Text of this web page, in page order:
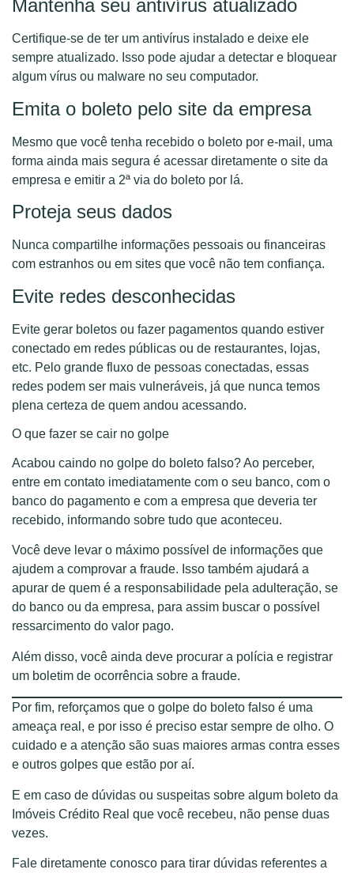
Mantenha seu antivírus atualizado
Certifique-se de ter um antivírus instalado e deixe ele
sempre atualizado. Isso pode ajudar a detectar e bloquear
algum vírus ou malware no seu computador.
Emita o boleto pelo site da empresa
Mesmo que você tenha recebido o boleto por e-mail, uma
forma ainda mais segura é acessar diretamente o site da
empresa e emitir a 2ª via do boleto por lá.
Proteja seus dados
Nunca compartilhe informações pessoais ou financeiras
com estranhos ou em sites que você não tem confiança.
Evite redes desconhecidas
Evite gerar boletos ou fazer pagamentos quando estiver
conectado em redes públicas ou de restaurantes, lojas,
etc. Pelo grande fluxo de pessoas conectadas, essas
redes podem ser mais vulneráveis, já que nunca temos
plena certeza de quem andou acessando.
O que fazer se cair no golpe
Acabou caindo no golpe do boleto falso? Ao perceber,
entre em contato imediatamente com o seu banco, com o
banco do pagamento e com a empresa que deveria ter
recebido, informando sobre tudo que aconteceu.
Você deve levar o máximo possível de informações que
ajudem a comprovar a fraude. Isso também ajudará a
apurar de quem é a responsabilidade pela adulteração, se
do banco ou da empresa, para assim buscar o possível
ressarcimento do valor pago.
Além disso, você ainda deve procurar a polícia e registrar
um boletim de ocorrência sobre a fraude.
Por fim, reforçamos que o golpe do boleto falso é uma
ameaça real, e por isso é preciso estar sempre de olho. O
cuidado e a atenção são suas maiores armas contra esses
e outros golpes que estão por aí.
E em caso de dúvidas ou suspeitas sobre algum boleto da
Imóveis Crédito Real que você recebeu, não pense duas
vezes.
Fale diretamente conosco para tirar dúvidas referentes a